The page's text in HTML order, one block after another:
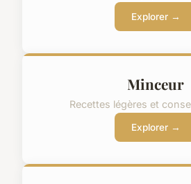
Explorer →
Minceur
Recettes légères et
Explorer →